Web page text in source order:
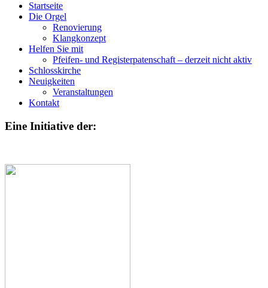
Startseite
Die Orgel
Renovierung
Klangkonzept
Helfen Sie mit
Pfeifen- und Registerpatenschaft – derzeit nicht aktiv
Schlosskirche
Neuigkeiten
Veranstaltungen
Kontakt
Eine Initiative der: